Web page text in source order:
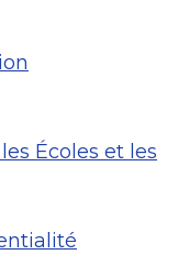
Écoles et les